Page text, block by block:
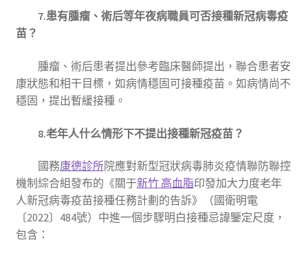
7.患有腫瘤、術后等年夜病職員可否接種新冠病毒疫
苗？
腫瘤、術后患者提出參考臨床醫師提出，聯合患者安
康狀態和相干目標，如病情穩固可接種疫苗。如病情尚不
穩固，提出暫緩接種。
8.老年人什么情形下不提出接種新冠疫苗？
國務康德診所院應對新型冠狀病毒肺炎疫情聯防聯控
機制綜合組發布的《關于新竹 高血脂印發加大力度老年
人新冠病毒疫苗接種任務計劃的告訴》（國衛明電
〔2022〕484號）中進一個步驟明白接種忌諱鑒定尺度，
包含：